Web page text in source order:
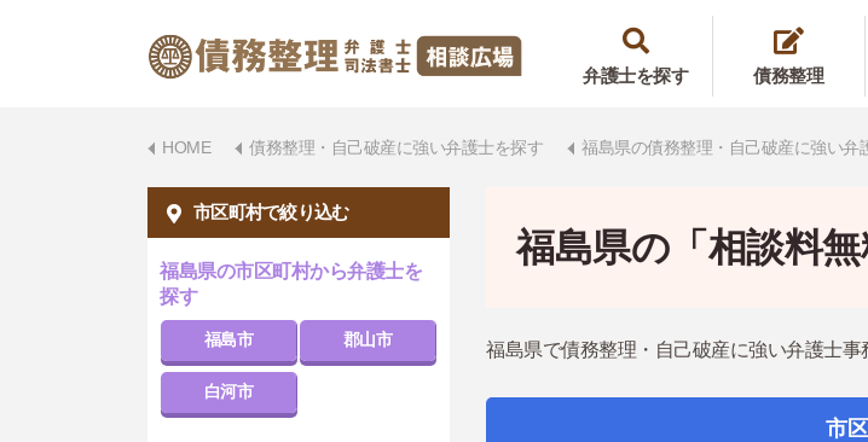
弁護士を探す 債務整理
HOME 債務整理・自己破産に強い弁護士を探す 福島県の債務整理・自己破産に強い弁
福島県の「相談料
福島県で債務整理・自己破産に強い弁護士事
市
市区町村で絞り込む
福島県の市区町村から弁護士を
探す
福島市 郡山市
白河市